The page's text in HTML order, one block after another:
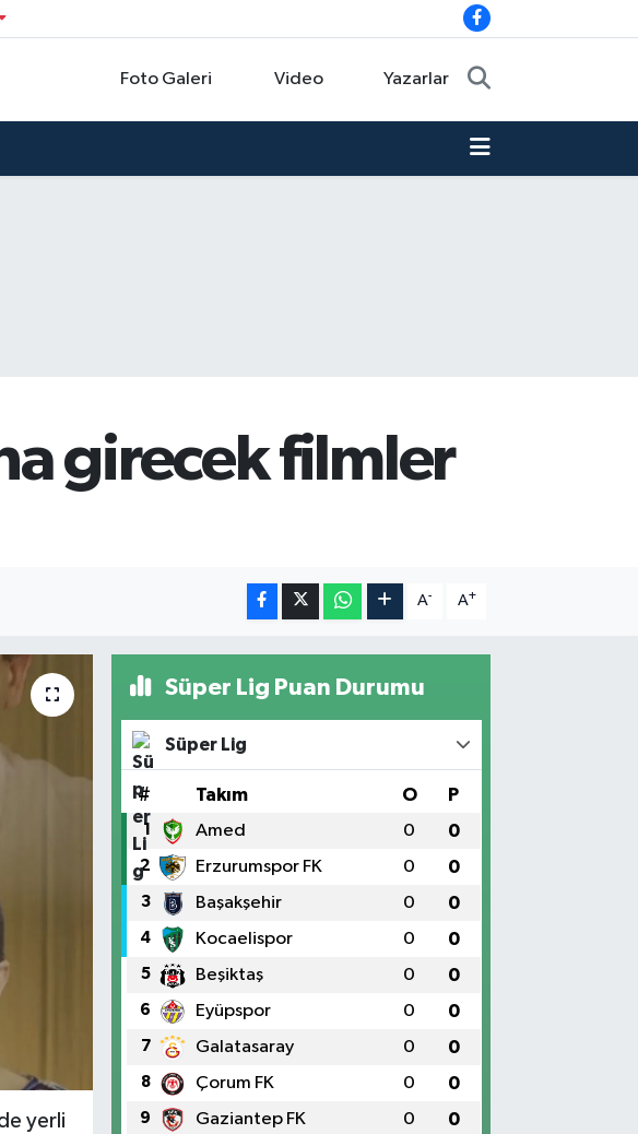
Foto Galeri Video Yazarlar
girecek filmler
A- A+
yerli
Süper Lig Puan Durumu
Süper Lig
# Takım O P
1 Amed 0 0
2 Erzurumspor FK 0 0
3 Başakşehir 0 0
4 Kocaelispor 0 0
5 Beşiktaş 0 0
6 Eyüpspor 0 0
7 Galatasaray 0 0
8 Çorum FK 0 0
9 Gaziantep FK 0 0